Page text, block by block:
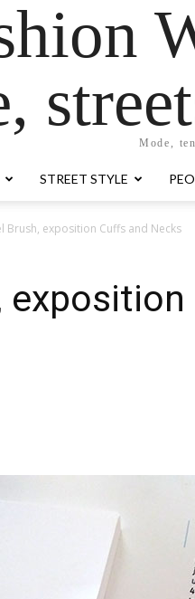
Mode,
STREET STYLE
Brush, exposition Cuffs and Necks